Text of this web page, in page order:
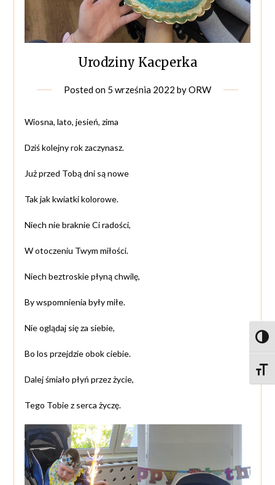
Urodziny Kacperka
Posted on 5 września 2022 byORW
Wiosna, lato, jesień, zima
Dziś kolejny rok zaczynasz.
Już przed Tobą dni są nowe
Tak jak kwiatki kolorowe.
Niech nie braknie Ci radości,
W otoczeniu Twym miłości.
Niech beztroskie płyną chwilę,
By wspomnienia były miłe.
Nie oglądaj się za siebie,
Bo los przejdzie obok ciebie.
Dalej śmiało płyń przez życie,
Tego Tobie z serca życzę.